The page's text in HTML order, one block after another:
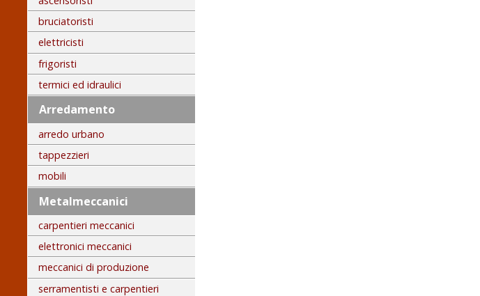
bruciatoristi
elettricisti
frigoristi
termici ed idraulici
Arredamento
arredo urbano
tappezzieri
mobili
Metalmeccanici
carpentieri meccanici
elettronici meccanici
meccanici di produzione
serramentisti e carpentieri